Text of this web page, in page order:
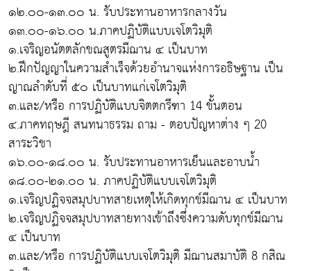
๑๒.๐๐-๑๓.๐๐ น. รับประทานอาหารกลางวัน
๑๓.๐๐-๑๖.๐๐ น.ภาคปฏิบัติแบบเจโตวิมุติ
๑.เจริญอนัตตลักขณสูตรมีฌาน ๔ เป็นบาท
๒.ฝึกปัญญาในความสำเร็จด้วยอำนาจแห่งการอธิษฐาน เป็น
ญาณลำดับที่ ๕๐ เป็นบาทแก่เจโตวิมุติ
๓.และ/หรือ การปฏิบัติแบบจิตตกรีฑา 14 ขั้นตอน
๔.ภาคทฤษฎี สนทนาธรรม ถาม - ตอบปัญหาต่าง ๆ 20
สาระวิชา
๑๖.๐๐-๑๘.๐๐ น. รับประทานอาหารเย็นและอาบน้ำ
๑๘.๐๐-๒๑.๐๐ น. ภาคปฏิบัติแบบเจโตวิมุติ
๑.เจริญปฏิจจสมุปบาทสายเหตุให้เกิดทุกข์มีฌาน ๔ เป็นบาท
๒.เจริญปฏิจจสมุปบาทสายทางเข้าถึงซึ่งความดับทุกข์มีฌาน
๔ เป็นบาท
๓.และ/หรือ การปฏิบัติแบบเจโตวิมุติ มีฌานสมาบัติ 8 กสิณ